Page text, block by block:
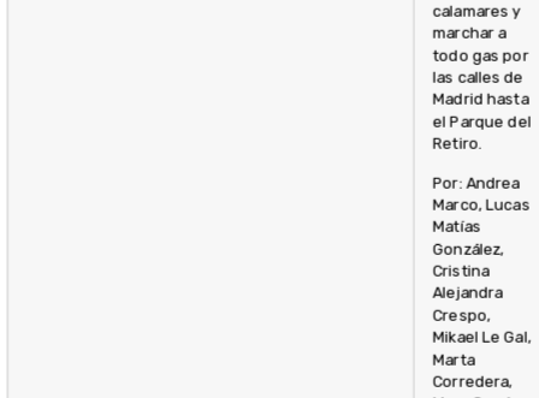
calamares y
marchar a
todo gas por
las calles de
Madrid hasta
el Parque del
Retiro.
Por: Andrea
Marco, Lucas
Matías
González,
Cristina
Alejandra
Crespo,
Mikael Le Gal,
Marta
Corredera,